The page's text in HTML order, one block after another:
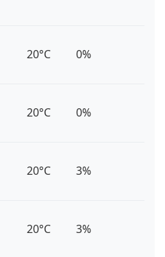
20°C 0%
20°C 0%
20°C 3%
20°C 3%